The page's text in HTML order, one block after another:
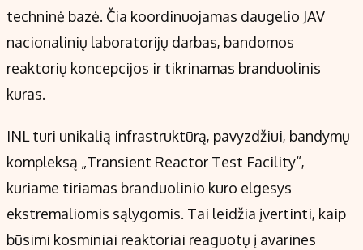
techninė bazė. Čia koordinuojamas daugelio JAV
nacionalinių laboratorijų darbas, bandomos
reaktorių koncepcijos ir tikrinamas branduolinis
kuras.
INL turi unikalią infrastruktūrą, pavyzdžiui, bandymų
kompleksą „Transient Reactor Test Facility“,
kuriame tiriamas branduolinio kuro elgesys
ekstremaliomis sąlygomis. Tai leidžia įvertinti, kaip
būsimi kosminiai reaktoriai reaguotų į avarines